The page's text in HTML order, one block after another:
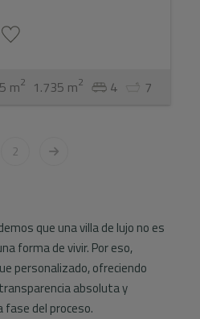
m2 1.735 m2 4 7
2
que una villa de lujo no es
forma de vivir. Por eso,
personalizado, ofreciendo
absoluta y
fase del proceso.